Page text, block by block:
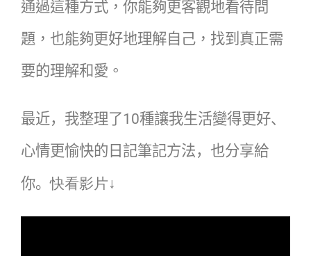
通過這種方式，你能夠更客觀地看待問
題，也能夠更好地理解自己，找到真正需
要的理解和愛。
最近，我整理了10種讓我生活變得更好、
心情更愉快的日記筆記方法，也分享給
你。快看影片↓